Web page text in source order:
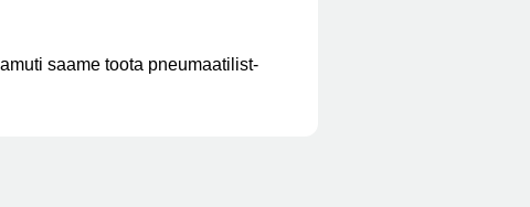
saame toota pneumaatilist-